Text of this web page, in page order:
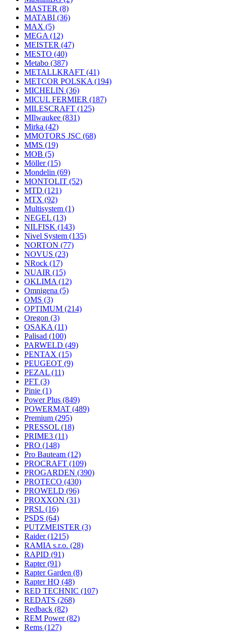
MASTER (8)
MATABI (36)
MAX (5)
MEGA (12)
MEISTER (47)
MESTO (40)
Metabo (387)
METALLKRAFT (41)
METCOR POLSKA (194)
MICHELIN (36)
MICUL FERMIER (187)
MILESCRAFT (125)
MIlwaukee (831)
Mirka (42)
MMOTORS JSC (68)
MMS (19)
MOB (5)
Möller(15)
Mondelin (69)
MONTOLIT (52)
MTD (121)
MTX (92)
Multisystem (1)
NEGEL (13)
NILFISK (143)
Nivel System (135)
NORTON (77)
NOVUS (23)
NRock (17)
NUAIR (15)
OKLIMA (12)
Omnigena (5)
OMS (3)
OPTIMUM (214)
Oregon (3)
OSAKA (11)
Palisad (100)
PARWELD (49)
PENTAX (15)
PEUGEOT (9)
PEZAL (11)
PFT (3)
Pinie (1)
Power Plus (849)
POWERMAT (489)
Premium (295)
PRESSOL (18)
PRIME3 (11)
PRO (148)
Pro Bauteam (12)
PROCRAFT (109)
PROGARDEN (390)
PROTECO (430)
PROWELD (96)
PROXXON (31)
PRSL (16)
PSDS (64)
PUTZMEISTER (3)
Raider(1215)
RAMIA s.r.o. (28)
RAPID (91)
Rapter(91)
Rapter Garden (8)
Rapter HQ (48)
RED TECHNIC (107)
REDATS (268)
Redback (82)
REM Power(82)
Rems (127)